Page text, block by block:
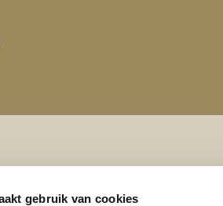
gebruik van cookies